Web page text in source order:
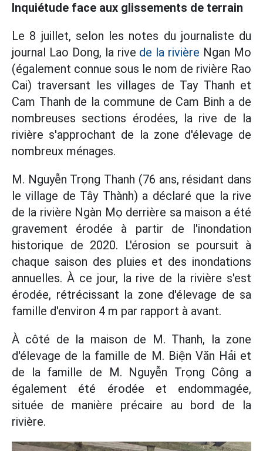
Inquiétude face aux glissements de terrain
Le 8 juillet, selon les notes du journaliste du
journal Lao Dong, la rive de la rivière Ngan Mo
(également connue sous le nom de rivière Rao
Cai) traversant les villages de Tay Thanh et
Cam Thanh de la commune de Cam Binh a de
nombreuses sections érodées, la rive de la
rivière s'approchant de la zone d'élevage de
nombreux ménages.
M. Nguyễn Trọng Thanh (76 ans, résidant dans
le village de Tây Thành) a déclaré que la rive
de la rivière Ngàn Mọ derrière sa maison a été
gravement érodée à partir de l'inondation
historique de 2020. L'érosion se poursuit à
chaque saison des pluies et des inondations
annuelles. À ce jour, la rive de la rivière s'est
érodée, rétrécissant la zone d'élevage de sa
famille d'environ 4 m par rapport à avant.
À côté de la maison de M. Thanh, la zone
d'élevage de la famille de M. Biện Văn Hải et
de la famille de M. Nguyễn Trọng Công a
également été érodée et endommagée,
située de manière précaire au bord de la
rivière.